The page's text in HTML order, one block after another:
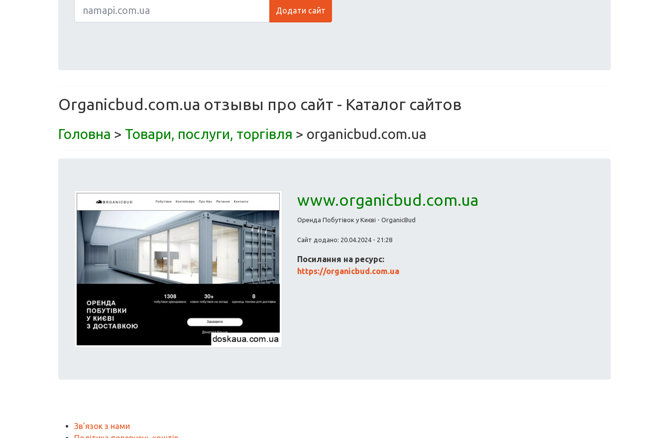
Додати сайт
Organicbud.com.ua отзывы про сайт - Каталог сайтов
Головна > Товари, послуги, торгівля > organicbud.com.ua
www.organicbud.com.ua
Оренда Побутівок у Києві - OrganicBud
Сайт додано: 20.04.2024 - 21:28
Посилання на ресурс:
https://organicbud.com.ua
Зв'язок з нами